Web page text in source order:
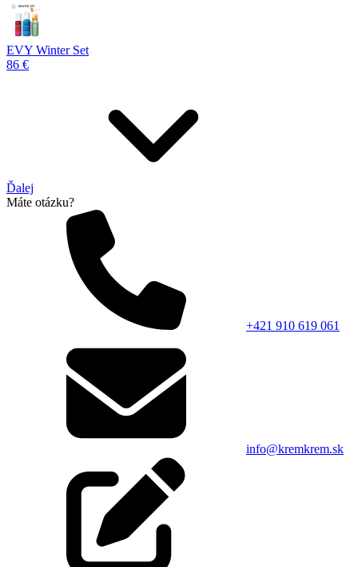
EVY Winter Set
86 €
Ďalej
Máte otázku?
+421 910 619 061
info@kremkrem.sk